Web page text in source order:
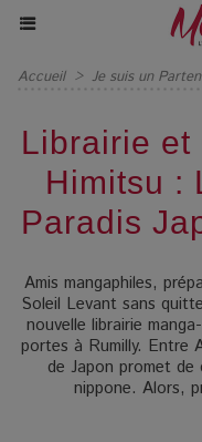
Accueil > Je suis un
Librairie et
Himitsu :
Paradis
Amis mangaphiles,
Soleil Levant sans
nouvelle librairie
portes à Rumilly. Entre
de Japon promet
nippone. Alors,